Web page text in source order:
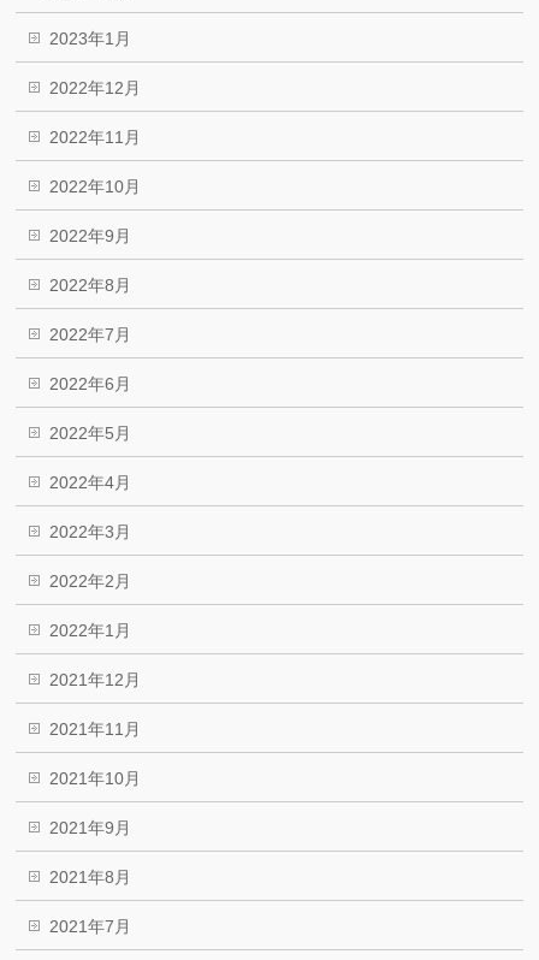
2023年1月
2022年12月
2022年11月
2022年10月
2022年9月
2022年8月
2022年7月
2022年6月
2022年5月
2022年4月
2022年3月
2022年2月
2022年1月
2021年12月
2021年11月
2021年10月
2021年9月
2021年8月
2021年7月